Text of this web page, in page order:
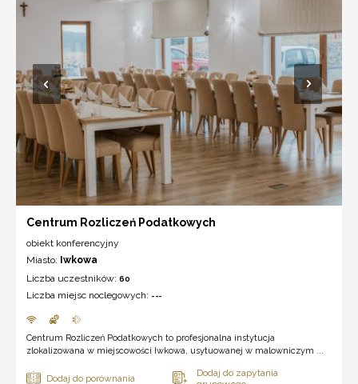
Centrum Rozliczeń Podatkowych
obiekt konferencyjny
Miasto: Iwkowa
Liczba uczestników: 60
Liczba miejsc noclegowych: ---
Centrum Rozliczeń Podatkowych to profesjonalna instytucja
zlokalizowana w miejscowości Iwkowa, usytuowanej w malowniczym ...